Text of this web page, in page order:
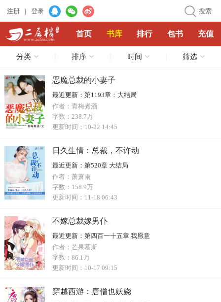
注册 | 登录 搜索
首页 书库 排行 包书 充值
分类 排序 时间 筛选
恶魔总裁的小妻子
最近更新： 第1193章：大结局
作者： 青梅煮酒
字数： 238.7万
更新时间： 10-22 14:45
日久生情：总裁，不许动
最近更新：
第520章 大结局
作者： 萧萧雨
字数： 158.9万
更新时间： 11-18 06:43
不嫁总裁嫁男仆
最近更新： 第四百一十五章 我愿意
作者： 芒果慕斯
字数： 86.1万
更新时间： 10-17 09:15
穿越西游：唐僧也妖娆